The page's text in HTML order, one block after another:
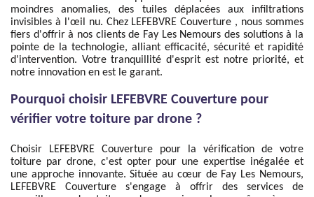
moindres anomalies, des tuiles déplacées aux infiltrations
invisibles à l'œil nu. Chez LEFEBVRE Couverture , nous sommes
fiers d'offrir à nos clients de Fay Les Nemours des solutions à la
pointe de la technologie, alliant efficacité, sécurité et rapidité
d'intervention. Votre tranquillité d'esprit est notre priorité, et
notre innovation en est le garant.
Pourquoi choisir LEFEBVRE Couverture pour
vérifier votre toiture par drone ?
Choisir LEFEBVRE Couverture pour la vérification de votre
toiture par drone, c'est opter pour une expertise inégalée et
une approche innovante. Située au cœur de Fay Les Nemours,
LEFEBVRE Couverture s'engage à offrir des services de